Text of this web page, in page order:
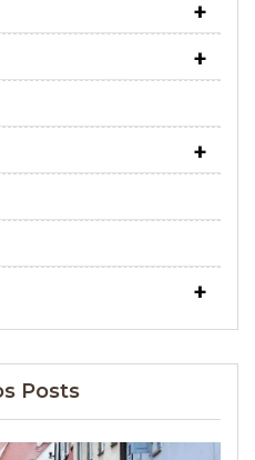
Posts